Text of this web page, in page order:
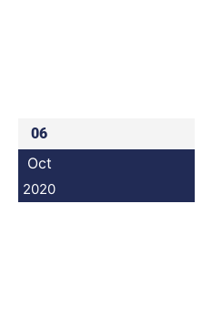
06
Oct
2020